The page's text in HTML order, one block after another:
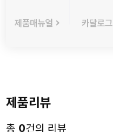
제품매뉴얼 카달로그
제품리뷰
총 0건의 리뷰